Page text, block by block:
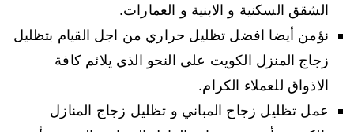
الشقق السكنية و الابنية و العمارات.
نؤمن أيضا افضل تظليل حراري من اجل القيام بتظليل
زجاج المنزل الكويت على النحو الذي يلائم كافة
الاذواق للعملاء الكرام.
عمل تظليل زجاج المباني و تظليل زجاج المنازل